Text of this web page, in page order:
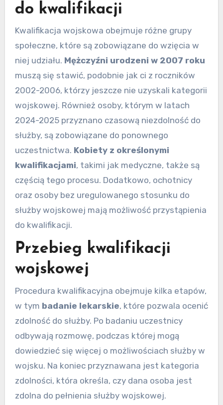
do kwalifikacji
Kwalifikacja wojskowa obejmuje różne grupy
społeczne, które są zobowiązane do wzięcia w
niej udziału. Mężczyźni urodzeni w 2007 roku
muszą się stawić, podobnie jak ci z roczników
2002-2006, którzy jeszcze nie uzyskali kategorii
wojskowej. Również osoby, którym w latach
2024-2025 przyznano czasową niezdolność do
służby, są zobowiązane do ponownego
uczestnictwa. Kobiety z określonymi
kwalifikacjami, takimi jak medyczne, także są
częścią tego procesu. Dodatkowo, ochotnicy
oraz osoby bez uregulowanego stosunku do
służby wojskowej mają możliwość przystąpienia
do kwalifikacji.
Przebieg kwalifikacji
wojskowej
Procedura kwalifikacyjna obejmuje kilka etapów,
w tym badanie lekarskie, które pozwala ocenić
zdolność do służby. Po badaniu uczestnicy
odbywają rozmowę, podczas której mogą
dowiedzieć się więcej o możliwościach służby w
wojsku. Na koniec przyznawana jest kategoria
zdolności, która określa, czy dana osoba jest
zdolna do pełnienia służby wojskowej.